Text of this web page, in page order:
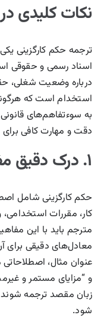
نکات کلیدی
ترجمه حکم کارگزینی
اسناد رسمی و حقوقی
درباره وضعیت شغلی،
استخدام است که
به سوءتفاهم‌های قانونی
دقت و مهارت کافی برای
۱. درک دقیق مفاهیم حقوقی و اداری
حکم کارگزینی شامل
کار، مقررات
مترجم باید با این
معادل‌های دقیقی برای
عنوان مثال،
و “مزایای مستمر و
زبان مقصد ترجمه
شود.